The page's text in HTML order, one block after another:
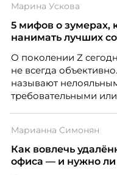
номинантов и гостей
Марина Ускова
5 мифов о зумерах,
нанимать лучших
О поколении Z
не всегда
называют
требовательными
кадровых ошибок. В
руководитель
рекрутинговой
Марианна Симонян
Как вовлечь
офиса — и нужно ли